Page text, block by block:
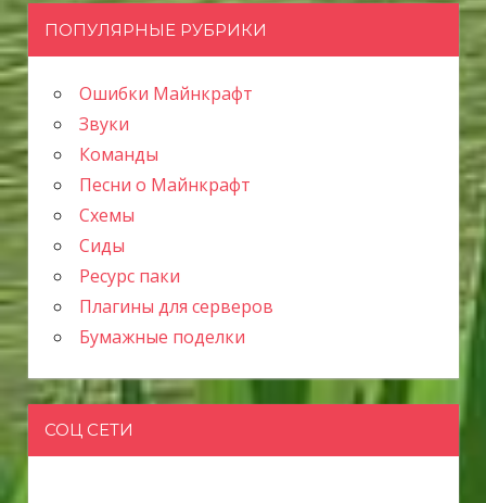
ПОПУЛЯРНЫЕ РУБРИКИ
Ошибки Майнкрафт
Звуки
Команды
Песни о Майнкрафт
Схемы
Сиды
Ресурс паки
Плагины для серверов
Бумажные поделки
СОЦ СЕТИ